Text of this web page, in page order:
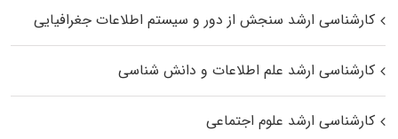
کارشناسی ارشد سنجش از دور و سیستم اطلاعات جغرافیایی
کارشناسی ارشد علم اطلاعات و دانش شناسی
کارشناسی ارشد علوم اجتماعی